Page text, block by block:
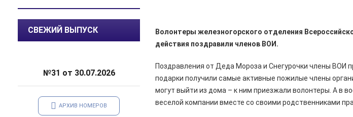
07.08.2026 Общество
В Курской области патрулируют
леса
В Железногорске задержан
06.08.2026
СВЕЖИЙ ВЫПУСК
№31 от 30.07.2026
АРХИВ НОМЕРОВ
Волонтеры железногорского отделения
действия поздравили членов ВОИ.
Поздравления от Деда Мороза и Снегурочки члены ВОИ
подарки получили самые активные пожилые члены
могут выйти из дома – к ним приезжали волонтеры. А в
веселой компании вместе со своими родственниками